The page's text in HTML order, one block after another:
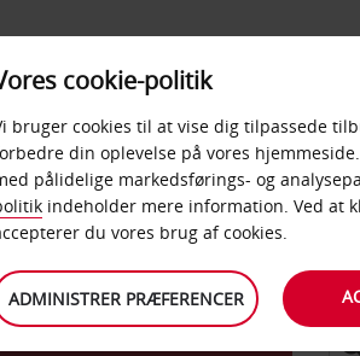
PRODUKTER &
KONTORER
cookie-politik
bruger cookies til at vise dig tilpassede
din oplevelse på vores
pålidelige markedsførings- og
indeholder mere information. Ved at
du vores brug af cookies.
ADMINISTRER PRÆFERENCER